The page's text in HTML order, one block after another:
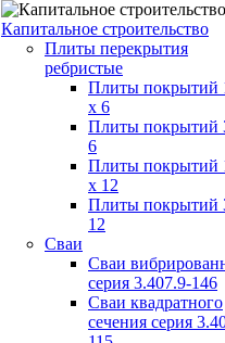
Капитальное строительство
Плиты перекрытия
ребристые
Плиты покрытий
x 6
Плиты покрытий
6
Плиты покрытий
x 12
Плиты покрытий
12
Сваи
Сваи
серия 3.407.9-146
Сваи квадратного
сечения серия